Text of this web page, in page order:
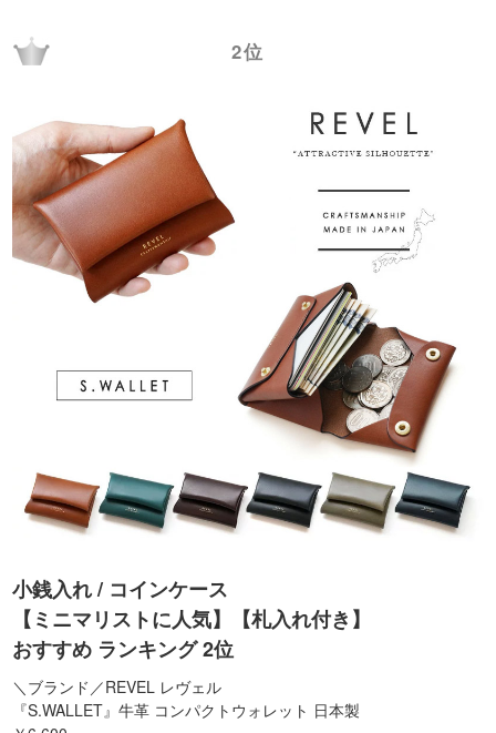
2位
小銭入れ / コインケース
【ミニマリストに人気】【札入れ付き】
おすすめ ランキング 2位
＼ブランド／REVEL レヴェル
『S.WALLET』牛革 コンパクトウォレット 日本製